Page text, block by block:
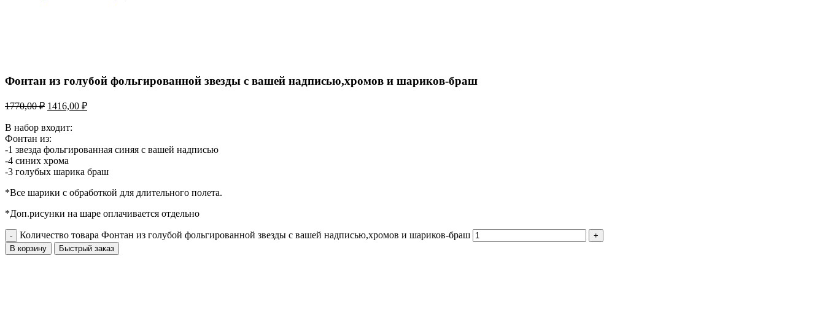
Фонтан из голубой фольгированной звезды с вашей надписью,хромов и шариков-браш
1770,00₽ 1416,00 ₽
В набор входит:
Фонтан из:
-1 звезда фольгированная синяя с вашей надписью
-4 синих хрома
-3 голубых шарика браш
*Все шарики с обработкой для длительного полета.
*Доп.рисунки на шаре оплачивается отдельно
Количество товара Фонтан из голубой фольгированной звезды с вашей надписью,хромов и шариков-браш
В корзину Быстрый заказ